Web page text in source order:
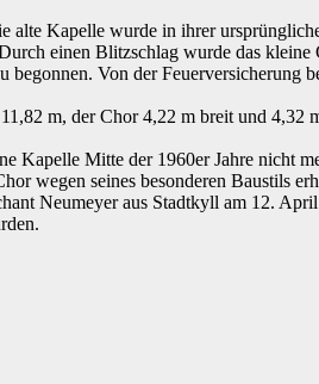
Kapelle wurde in ihrer
einen Blitzschlag wurde das
Von der Feuerversicherung
m, der Chor 4,22 m breit und 4,32
Mitte der 1960er Jahre nicht
wegen seines besonderen Baustils
Neumeyer aus Stadtkyll am 12.